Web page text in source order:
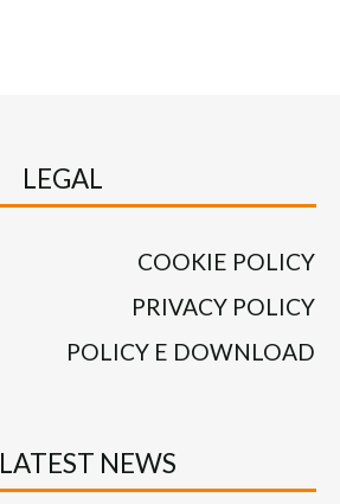
LEGAL
COOKIE POLICY
PRIVACY POLICY
POLICY E DOWNLOAD
LATEST NEWS